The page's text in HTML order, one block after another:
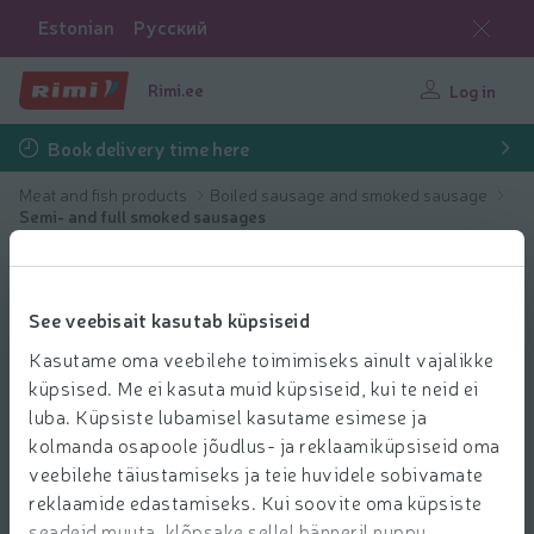
See veebisait kasutab küpsiseid
Kasutame oma veebilehe toimimiseks ainult vajalikke
küpsised. Me ei kasuta muid küpsiseid, kui te neid ei
luba. Küpsiste lubamisel kasutame esimese ja
kolmanda osapoole jõudlus- ja reklaamiküpsiseid oma
veebilehe täiustamiseks ja teie huvidele sobivamate
reklaamide edastamiseks. Kui soovite oma küpsiste
Estonian Русский
Rimi.ee Log in
Book delivery time here
Meat and fish products
Boiled sausage and smoked sausage
Semi- and full smoked sausages